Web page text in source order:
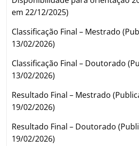
em 22/12/2025)
Classificação Final – Mestrado
13/02/2026)
Classificação Final – Doutorado
13/02/2026)
Resultado Final – Mestrado
19/02/2026)
Resultado Final – Doutorado
19/02/2026)